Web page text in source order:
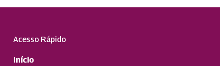
Acesso Rápido
Início